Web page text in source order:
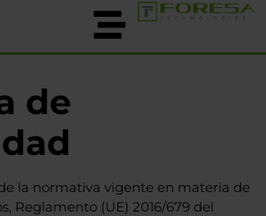
de
la normativa vigente en materia de
Reglamento (UE) 2016/679 del